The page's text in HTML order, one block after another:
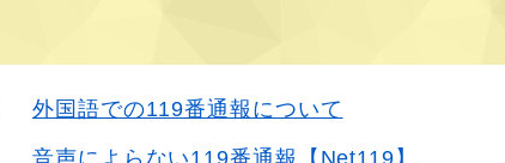
外国語での119番通報について
音声によらない119番通報【Net119】